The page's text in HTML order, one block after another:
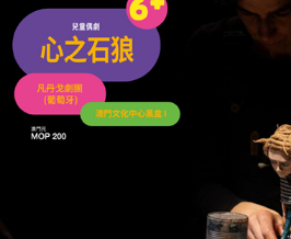
多方聯手
提升未成年人網絡安全意識
08/04/2025